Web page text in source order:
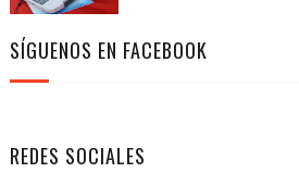
SÍGUENOS EN FACEBOOK
REDES SOCIALES